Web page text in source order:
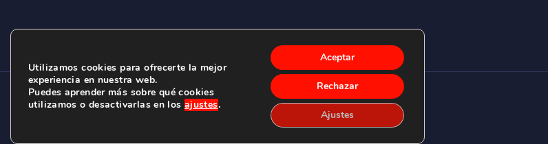
CLUB DE SURF LAS DUNAS ©2026.
C/ BERNARDO ÁLVAREZ GALAN 1, SALINAS (ASTURIAS)
Utilizamos cookies para ofrecerte la mejor
experiencia en nuestra web.
Puedes aprender más sobre qué cookies
utilizamos o desactivarlas en los ajustes.
Aceptar
Rechazar
Ajustes